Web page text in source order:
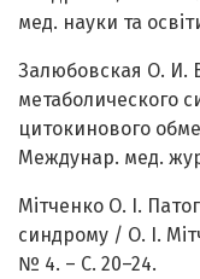
мед. науки та
Залюбовская О. И.
метаболического
цитокинового
Междунар. мед.
Мітченко О. І.
синдрому / О. І.
№ 4. – С. 20–24.